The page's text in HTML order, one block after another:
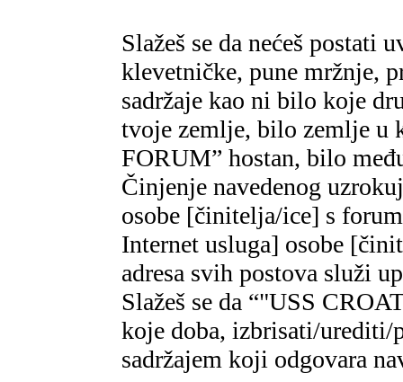
Slažeš se da nećeš postati
klevetničke, pune mržnje,
sadržaje kao ni bilo koje
tvoje zemlje, bilo zemlje
FORUM” hostan, bilo
Činjenje navedenog
osobe [činitelja/ice] s
Internet usluga] osobe
adresa svih postova služi
Slažeš se da “"USS
koje doba, izbrisati/urediti/
sadržajem koji odgovara